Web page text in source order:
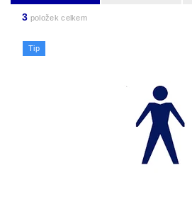
3 položek celkem
Tip